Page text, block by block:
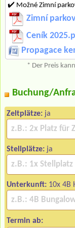
✔️ Možné Zimní
Zimní
Ceník
Propagace
* Der Preis
Buchung/
Zeltplätze: ja
Stellplätze: ja
Unterkunft: 10x 4B
Termin ab: